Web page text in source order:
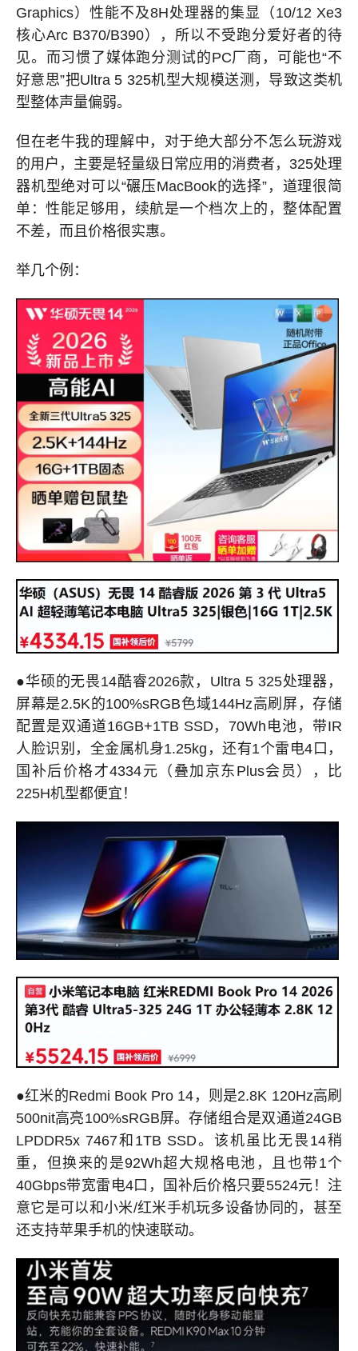
Graphics）性能不及8H处理器的集显（10/12 Xe3
核心Arc B370/B390），所以不受跑分爱好者的待
见。而习惯了媒体跑分测试的PC厂商，可能也“不
好意思”把Ultra 5 325机型大规模送测，导致这类机
型整体声量偏弱。
但在老牛我的理解中，对于绝大部分不怎么玩游戏
的用户，主要是轻量级日常应用的消费者，325处理
器机型绝对可以“碾压MacBook的选择”，道理很简
单：性能足够用，续航是一个档次上的，整体配置
不差，而且价格很实惠。
举几个例：
●华硕的无畏14酷睿2026款，Ultra 5 325处理器，
屏幕是2.5K的100%sRGB色域144Hz高刷屏，存储
配置是双通道16GB+1TB SSD，70Wh电池，带IR
人脸识别，全金属机身1.25kg，还有1个雷电4口，
国补后价格才4334元（叠加京东Plus会员），比
225H机型都便宜！
●红米的Redmi Book Pro 14，则是2.8K 120Hz高刷
500nit高亮100%sRGB屏。存储组合是双通道24GB
LPDDR5x 7467和1TB SSD。该机虽比无畏14稍
重，但换来的是92Wh超大规格电池，且也带1个
40Gbps带宽雷电4口，国补后价格只要5524元！注
意它是可以和小米/红米手机玩多设备协同的，甚至
还支持苹果手机的快速联动。